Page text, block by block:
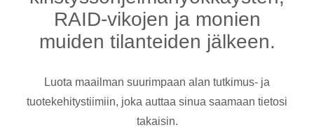
RAID-vikojen ja monien
muiden tilanteiden jälkeen.
Luota maailman suurimpaan alan tutkimus- ja
tuotekehitystiimiin, joka auttaa sinua saamaan tietosi
takaisin.